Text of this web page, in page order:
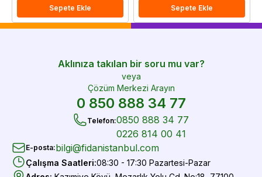
Sepete Ekle Sepete Ekle
Aklınıza takılan bir soru mu var?
veya
Çözüm Merkezi Arayın
0 850 888 34 77
Telefon:0850 888 34 77
0226 814 00 41
E-posta:bilgi@fidanistanbul.com
Çalışma Saatleri:08:30 - 17:30 Pazartesi-Pazar